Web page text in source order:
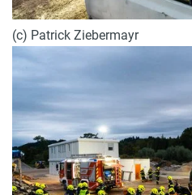
(c) Patrick Ziebermayr